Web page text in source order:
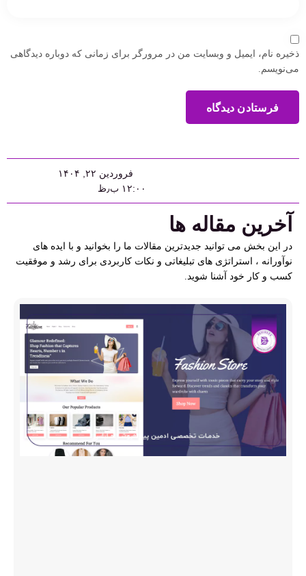
ذخیره نام، ایمیل و وبسایت من در مرورگر برای زمانی که دوباره دیدگاهی
می‌نویسم.
فرستادن دیدگاه
فروردین ۲۲, ۱۴۰۴
۱۲:۰۰ ب٫ظ
آخرین مقاله ها
در این بخش می توانید جدیدترین مقالات ما را بخوانید و با ایده های
نوآورانه ، استراتژی های تبلیغاتی و نکات کاربردی برای رشد و موفقیت
کسب و کار خود آشنا شوید.